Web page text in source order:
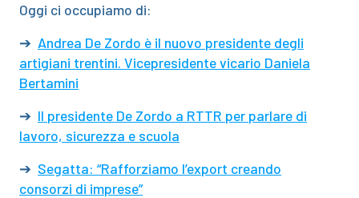
Oggi ci occupiamo di:
➔ Andrea De Zordo è il nuovo presidente degli
artigiani trentini. Vicepresidente vicario Daniela
Bertamini
➔ Il presidente De Zordo a RTTR per parlare di
lavoro, sicurezza e scuola
➔ Segatta: “Rafforziamo l’export creando
consorzi di imprese”